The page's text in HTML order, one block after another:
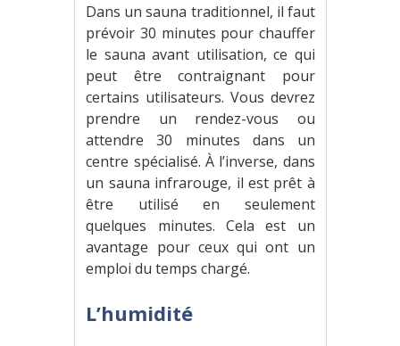
Dans un sauna traditionnel, il faut
prévoir 30 minutes pour chauffer
le sauna avant utilisation, ce qui
peut être contraignant pour
certains utilisateurs. Vous devrez
prendre un rendez-vous ou
attendre 30 minutes dans un
centre spécialisé. À l’inverse, dans
un sauna infrarouge, il est prêt à
être utilisé en seulement
quelques minutes. Cela est un
avantage pour ceux qui ont un
emploi du temps chargé.
L’humidité